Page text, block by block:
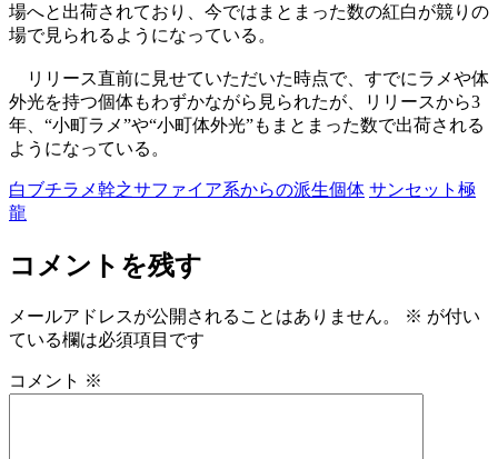
場へと出荷されており、今ではまとまった数の紅白が競りの
場で見られるようになっている。
リリース直前に見せていただいた時点で、すでにラメや体
外光を持つ個体もわずかながら見られたが、リリースから3
年、“小町ラメ”や“小町体外光”もまとまった数で出荷される
ようになっている。
白ブチラメ幹之サファイア系からの派生個体 サンセット極
龍
コメントを残す
メールアドレスが公開されることはありません。 ※ が付い
ている欄は必須項目です
コメント ※